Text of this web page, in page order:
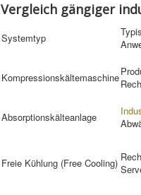
Vergleich gängiger
Systemtyp
Kompressionskältemaschine
Absorptionskälteanlage
Freie Kühlung (Free Cooling)